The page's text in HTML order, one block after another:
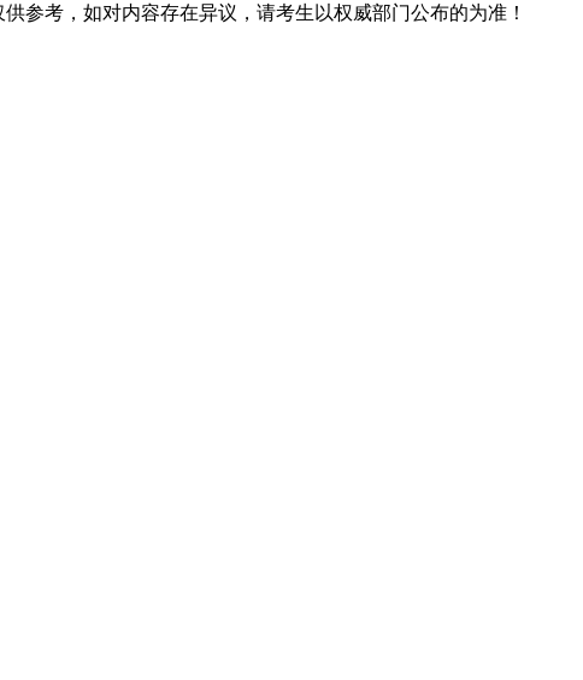
参考，如对内容存在异议，请考生以权威部门公布的为准！